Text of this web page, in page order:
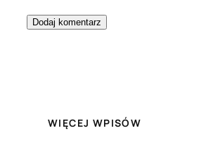
WIĘCEJ WPISÓW